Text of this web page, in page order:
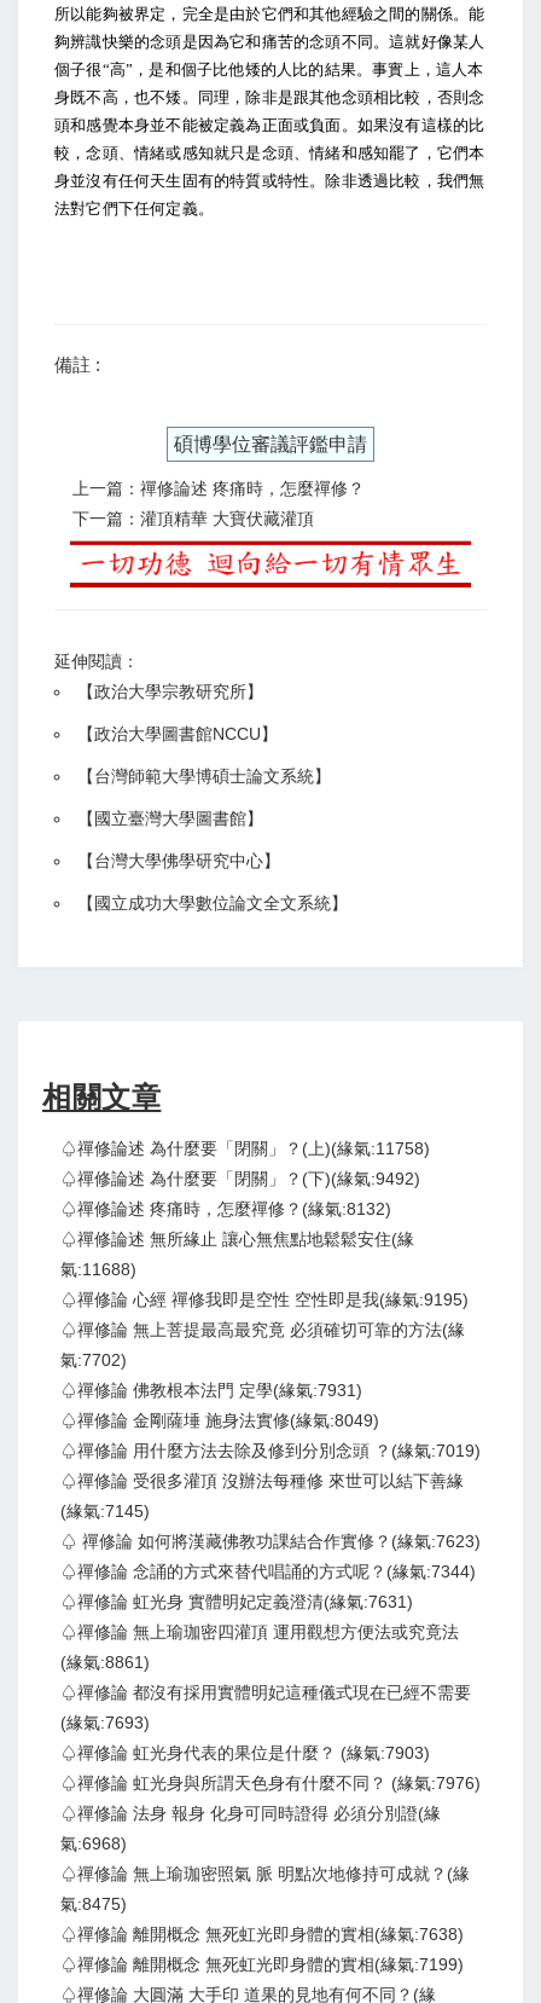
所以能夠被界定，完全是由於它們和其他經驗之間的關係。能
夠辨識快樂的念頭是因為它和痛苦的念頭不同。這就好像某人
個子很“高”，是和個子比他矮的人比的結果。事實上，這人本
身既不高，也不矮。同理，除非是跟其他念頭相比較，否則念
頭和感覺本身並不能被定義為正面或負面。如果沒有這樣的比
較，念頭、情緒或感知就只是念頭、情緒和感知罷了，它們本
身並沒有任何天生固有的特質或特性。除非透過比較，我們無
法對它們下任何定義。
備註 :
碩博學位審議評鑑申請
上一篇：禪修論述 疼痛時，怎麼禪修？
下一篇：灌頂精華 大寶伏藏灌頂
延伸閱讀：
【政治大學宗教研究所】
【政治大學圖書館NCCU】
【台灣師範大學博碩士論文系統】
【 國立臺灣大學圖書館】
【台灣大學佛學研究中心】
【 國立成功大學數位論文全文系統】
相關文章
♤禪修論述 為什麼要「閉關」？(上)(緣氣:11758)
♤禪修論述 為什麼要「閉關」？(下)(緣氣:9492)
♤禪修論述 疼痛時，怎麼禪修？(緣氣:8132)
♤禪修論述 無所緣止 讓心無焦點地鬆鬆安住(緣
氣:11688)
♤禪修論 心經 禪修我即是空性 空性即是我(緣氣:9195)
♤禪修論 無上菩提最高最究竟 必須確切可靠的方法(緣
氣:7702)
♤禪修論 佛教根本法門 定學(緣氣:7931)
♤禪修論 金剛薩埵 施身法實修(緣氣:8049)
♤禪修論 用什麼方法去除及修到分別念頭 ？(緣氣:7019)
♤禪修論 受很多灌頂 沒辦法每種修 來世可以結下善緣
(緣氣:7145)
♤ 禪修論 如何將漢藏佛教功課結合作實修？(緣氣:7623)
♤禪修論 念誦的方式來替代唱誦的方式呢？(緣氣:7344)
♤禪修論 虹光身 實體明妃定義澄清(緣氣:7631)
♤禪修論 無上瑜珈密四灌頂 運用觀想方便法或究竟法
(緣氣:8861)
♤禪修論 都沒有採用實體明妃這種儀式現在已經不需要
(緣氣:7693)
♤禪修論 虹光身代表的果位是什麼？ (緣氣:7903)
♤禪修論 虹光身與所謂天色身有什麼不同？ (緣氣:7976)
♤禪修論 法身 報身 化身可同時證得 必須分別證(緣
氣:6968)
♤禪修論 無上瑜珈密照氣 脈 明點次地修持可成就？(緣
氣:8475)
♤禪修論 離開概念 無死虹光即身體的實相(緣氣:7638)
♤禪修論 離開概念 無死虹光即身體的實相(緣氣:7199)
♤禪修論 大圓滿 大手印 道果的見地有何不同？(緣